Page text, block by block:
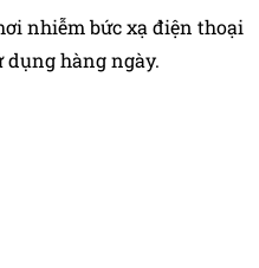
nhiễm bức xạ điện thoại
dụng hàng ngày.